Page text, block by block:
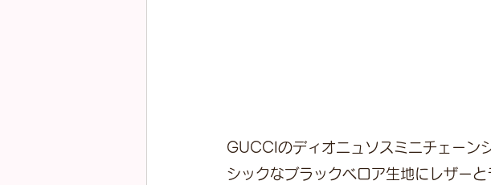
GUCCIのディオニュソスミニチェーン
シックなブラックベロア生地にレザー